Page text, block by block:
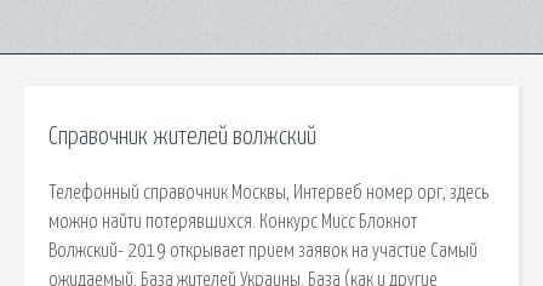
Справочник жителей волжский
Телефонный справочник Москвы, Интервеб номер орг, здесь
можно найти потерявшихся. Конкурс Мисс Блокнот
Волжский- 2019 открывает прием заявок на участие Самый
ожидаемый. База жителей Украины. База (как и другие